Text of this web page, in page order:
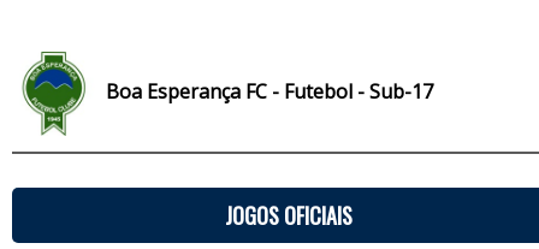
Boa Esperança FC - Futebol - Sub-17
JOGOS OFICIAIS